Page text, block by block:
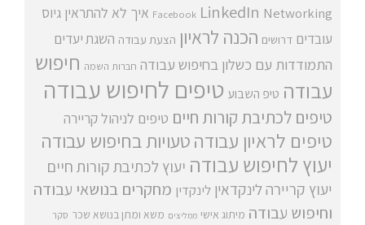
Facebook LinkedIn Networking איך לא להתראין גיוס
עובדים דרושים הכנה לראיון הצעת עבודה השגת יעדים
התמודדות עם כשלון בחיפוש עבודה חברות השמה חיפוש
עבודה טיפ השבוע טיפים לחיפוש עבודה
טיפים לכתיבת קורות חיים טיפים לניהול קריירה
טיפים לראיון עבודהטעויות בחיפוש עבודה
יעוץ לחיפוש עבודה יעוץ לכתיבת קורות חיים
יעוץ קריירה לינקדאין לינקדין מחקרים בנושאי עבודה
וחיפוש עבודה מיתוג אישי ממליצים משא ומתן בנושא שכר סקר